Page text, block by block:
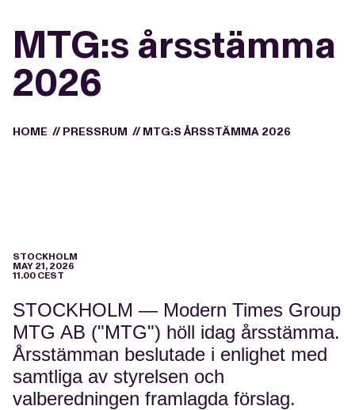
MTG:s årsstämma
2026
HOME // PRESSRUM // MTG:S ÅRSSTÄMMA 2026
STOCKHOLM
MAY 21, 2026
11.00 CEST
STOCKHOLM — Modern Times Group
MTG AB ("MTG") höll idag årsstämma.
Årsstämman beslutade i enlighet med
samtliga av styrelsen och
valberedningen framlagda förslag.